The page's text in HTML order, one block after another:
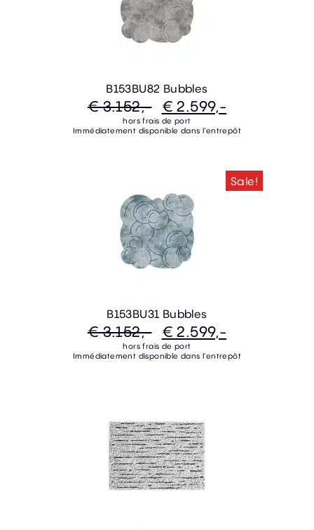
B153BU82 Bubbles
€ 3.152,- € 2.599,-
hors frais de port
Immédiatement disponible dans l'entrepôt
Sale!
B153BU31 Bubbles
€ 3.152,- € 2.599,-
hors frais de port
Immédiatement disponible dans l'entrepôt